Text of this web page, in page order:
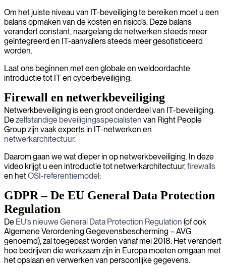
Om het juiste niveau van IT-beveiliging te bereiken moet u een
balans opmaken van de kosten en risico’s. Deze balans
verandert constant, naargelang de netwerken steeds meer
geïntegreerd en IT-aanvallers steeds meer gesofisticeerd
worden.
Laat ons beginnen met een globale en weldoordachte
introductie tot IT en cyberbeveiliging:
Firewall en netwerkbeveiliging
Netwerkbeveiliging is een groot onderdeel van IT-beveiliging.
Dezelfstandige beveiligingsspecialisten van Right People
Group zijn vaak experts in IT-netwerken en
netwerkarchitectuur.
Daarom gaan we wat dieper in op netwerkbeveiliging. In deze
video krijgt u een introductie tot netwerkarchitectuur,firewalls
en hetOSI-referentiemodel:
GDPR – De EU General Data Protection
Regulation
De EU’s nieuwe General Data Protection Regulation (of ook
Algemene Verordening Gegevensbescherming – AVG
genoemd), zal toegepast worden vanaf mei 2018. Het verandert
hoe bedrijven die werkzaam zijn in Europa moeten omgaan met
het opslaan en verwerken van persoonlijke gegevens.